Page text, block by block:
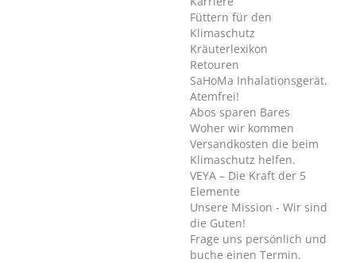
Füttern für den
Klimaschutz
Kräuterlexikon
Retouren
SaHoMa Inhalationsgerät.
Atemfrei!
Abos sparen Bares
Woher wir kommen
Versandkosten die beim
Klimaschutz helfen.
VEYA – Die Kraft der 5
Elemente
Unsere Mission - Wir sind
die Guten!
Frage uns persönlich und
buche einen Termin.